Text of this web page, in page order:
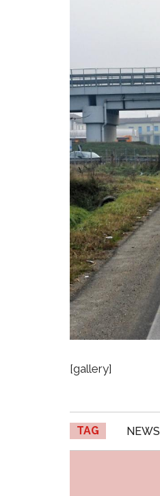
[gallery]
TAG NEWS